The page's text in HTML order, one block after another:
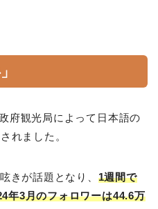
府観光局によって日本語の
れました。
きが話題となり、 1週間で
年3月のフォロワーは44.6万